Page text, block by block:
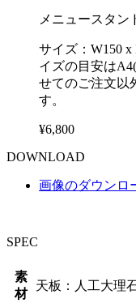
メニュースタン
サイズ：W150
イズの目安は
せてのご注文以
す。
¥6,800
DOWNLOAD
画像のダウンロ
SPEC
素
材
天板：人工大理